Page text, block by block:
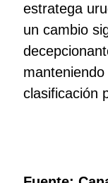
estratega
un cambio
clasificación